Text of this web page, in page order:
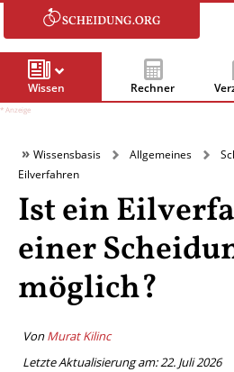
Wissen Rechner
Wissensbasis Allgemeines
Eilverfahren
Ist ein
einer
möglich?
VonMurat Kilinc
Letzte Aktualisierung am: 22. Juli 2026